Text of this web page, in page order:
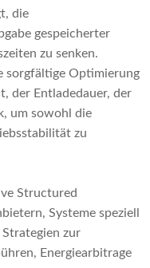
die
gespeicherter
zu senken.
sorgfältige Optimierung
der Entladedauer, der
um sowohl die
zu
Structured
Systeme speziell
zur
Energiearbitrage